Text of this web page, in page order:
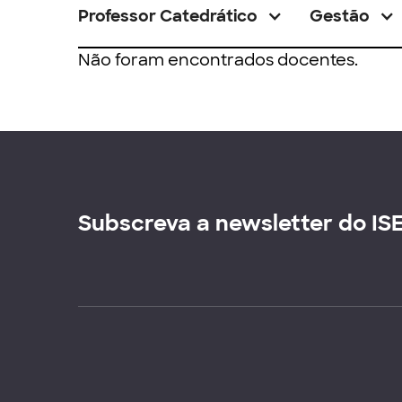
Professor Catedrático Gestão
Não foram encontrados docentes.
Subscreva a newsletter do